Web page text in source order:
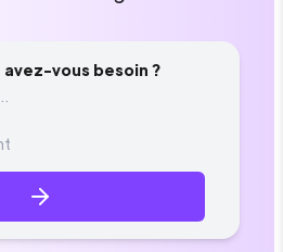
vous besoin ?